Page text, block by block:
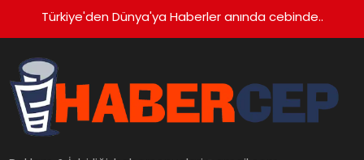
Türkiye'den Dünya'ya Haberler anında cebinde..